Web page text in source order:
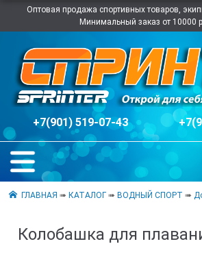
Оптовая продажа спортивных товаров,
Минимальный заказ от 10000
+7(901) 519-07-43
ГЛАВНАЯ ➠КАТАЛОГ ➠ВОДНЫЙ СПОРТ ➠
Колобашка для